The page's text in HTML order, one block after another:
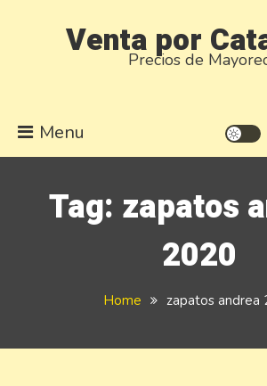
Venta por
Precios de
Menu
Tag: zapatos
2020
Home zapatos andrea